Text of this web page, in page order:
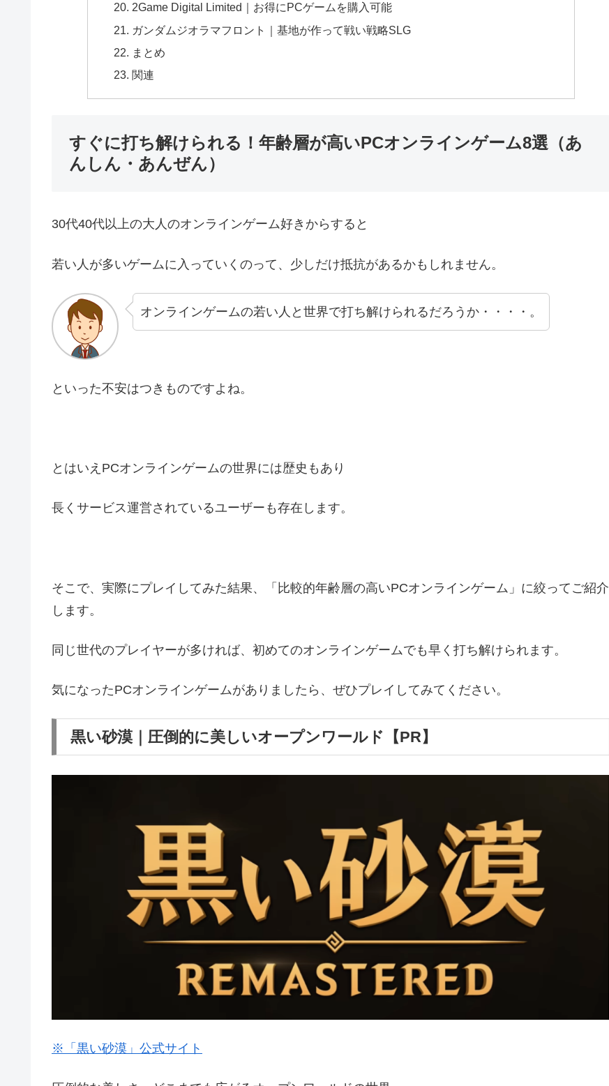
2Game Digital Limited｜お得にPCゲームを購入可能
ガンダムジオラマフロント｜基地が作って戦い戦略SLG
まとめ
関連
すぐに打ち解けられる！年齢層が高いPCオンラインゲーム8選（あ
んしん・あんぜん）
30代40代以上の大人のオンラインゲーム好きからすると
若い人が多いゲームに入っていくのって、少しだけ抵抗があるかもしれません。
オンラインゲームの若い人と世界で打ち解けられるだろうか・・・・。
といった不安はつきものですよね。
とはいえPCオンラインゲームの世界には歴史もあり
長くサービス運営されているユーザーも存在します。
そこで、実際にプレイしてみた結果、「比較的年齢層の高いPCオンラインゲーム」に絞ってご紹介
します。
同じ世代のプレイヤーが多ければ、初めてのオンラインゲームでも早く打ち解けられます。
気になったPCオンラインゲームがありましたら、ぜひプレイしてみてください。
黒い砂漠｜圧倒的に美しいオープンワールド【PR】
※「黒い砂漠」公式サイト